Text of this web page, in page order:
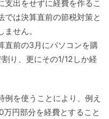
支出をせずに経費を作るこ
では決算直前の節税対策と
せん。
直前の3月にパソコンを購
り、更にその1/12しか経
例を使うことにより、例え
円部分を経費とすること